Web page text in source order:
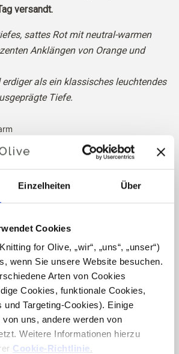
Einzelheiten Über
Cookies
for Olive, „wir“, „uns“, „unser“)
wenn Sie unsere Website besuchen.
Arten von Cookies
Cookies, funktionale Cookies,
und Targeting-Cookies). Einige
uns, andere werden von
Weitere Informationen hierzu
Cookie-Richtlinie.
versandt.
sattes Rot mit neutral-warmen
Anklängen von Orange und
als ein klassisches leuchtendes
Tiefe.
Herbst
: Echter Herbst, Strahlender Frühling
Merino besteht aus 100%
hat eine schöne und natürliche
dünne Merino.
stammt von Schafen, die in
wurden, wo das Mulesing nicht
kann direkt zu der Farm
von der sie stammt. Auf diese
von welcher Farm, welchem